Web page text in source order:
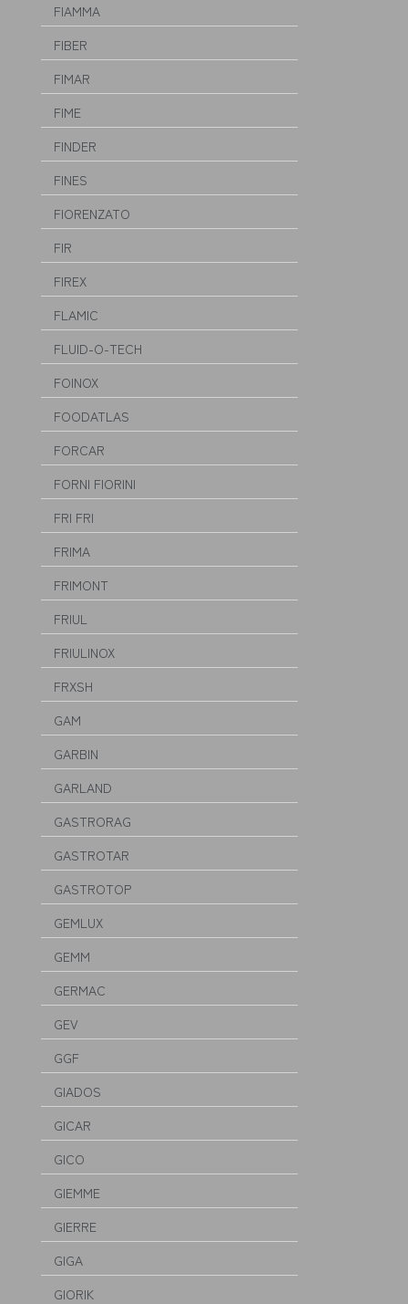
FIAMMA
FIBER
FIMAR
FIME
FINDER
FINES
FIORENZATO
FIR
FIREX
FLAMIC
FLUID-O-TECH
FOINOX
FOODATLAS
FORCAR
FORNI FIORINI
FRI FRI
FRIMA
FRIMONT
FRIUL
FRIULINOX
FRXSH
GAM
GARBIN
GARLAND
GASTRORAG
GASTROTAR
GASTROTOP
GEMLUX
GEMM
GERMAC
GEV
GGF
GIADOS
GICAR
GICO
GIEMME
GIERRE
GIGA
GIORIK